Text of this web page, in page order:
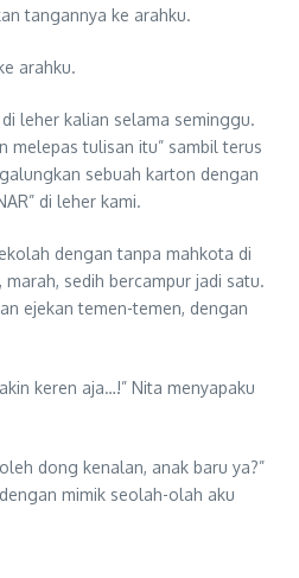
tangannya ke arahku.
arahku.
leher kalian selama seminggu.
melepas tulisan itu” sambil terus
sebuah karton dengan
di leher kami.
dengan tanpa mahkota di
sedih bercampur jadi satu.
ejekan temen-temen, dengan
keren aja…!” Nita menyapaku
dong kenalan, anak baru ya?”
mimik seolah-olah aku